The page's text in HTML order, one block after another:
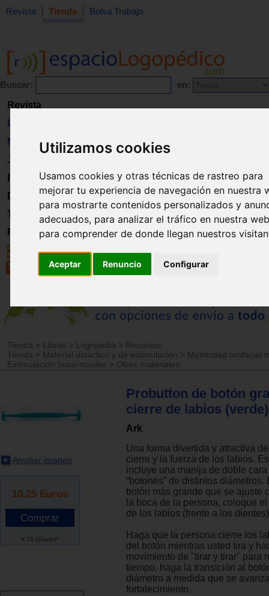
Utilizamos cookies
Usamos cookies y otras técnicas de rastreo para
mejorar tu experiencia de navegación en nuestra
para mostrarte contenidos personalizados y
adecuados, para analizar el tráfico en nuestra
para comprender de donde llegan nuestros
Aceptar Renuncio Configurar
Revista Tienda Bolsa Trabajo
Buscar: en:
Revista
Libros
Material
Juguetes
Formación
Directorio
Trabajo
Registro
Tienda > Libros > Logopedia > Recursos
Tienda
> Material didáctico y de estimulación > Motricidad orofacial
Estimulación buco-maxilar > Otros materiales
Ampliar imagen
10.25 Euros
9.76 Dólares*
Probutton de botón
cierre de labios (verde)
Ark
Una forma divertida y atractiva
cierre y la fuerza de los labios.
incluye una manija de doble
“botones” de distintos
botón más grande que se ajuste
la boca de la persona, coloque
de los labios (frente a los
Haga que la persona cierre los
del botón mientras usted tira y
movimiento de "tirar y tirar" para
tiempo, haga la transición al
diámetro a medida que se
fortalecimiento.